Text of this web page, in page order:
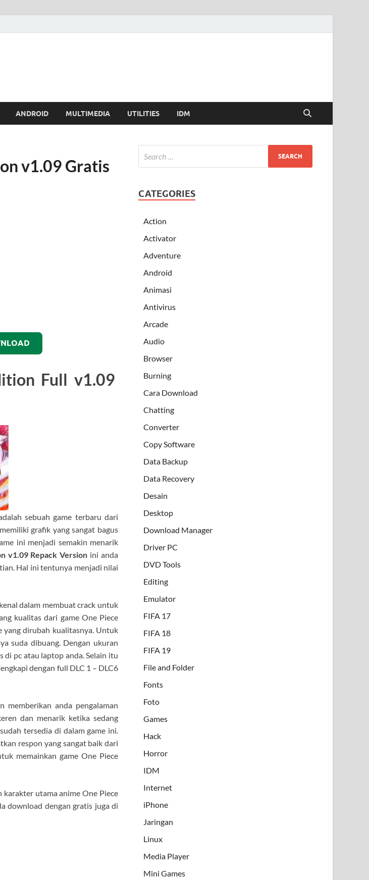
ANDROID MULTIMEDIA UTILITIES IDM
v1.09 Gratis
Full v1.09
sebuah game terbaru dari
grafik yang sangat bagus
ini menjadi semakin menarik
v1.09 Repack Version ini anda
Hal ini tentunya menjadi nilai
dalam membuat crack untuk
kualitas dari game One Piece
yang dirubah kualitasnya. Untuk
suda dibuang. Dengan ukuran
di pc atau laptop anda. Selain itu
dengan full DLC 1 – DLC6
memberikan anda pengalaman
dan menarik ketika sedang
tersedia di dalam game ini.
respon yang sangat baik dari
memainkan game One Piece
karakter utama anime One Piece
download dengan gratis juga di
CATEGORIES
Action
Activator
Adventure
Android
Animasi
Antivirus
Arcade
Audio
Browser
Burning
Cara Download
Chatting
Converter
Copy Software
Data Backup
Data Recovery
Desain
Desktop
Download Manager
Driver PC
DVD Tools
Editing
Emulator
FIFA 17
FIFA 18
FIFA 19
File and Folder
Fonts
Foto
Games
Hack
Horror
IDM
Internet
iPhone
Jaringan
Linux
Media Player
Mini Games